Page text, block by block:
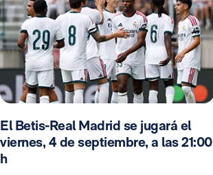
El Betis-Real Madrid se jugará el
viernes, 4 de septiembre, a las 21:00
h